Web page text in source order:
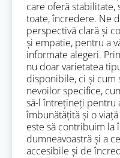
care oferă stabilitate,
toate, încredere. Ne
perspectivă clară și
și empatie, pentru a
informate alegeri.
nu doar varietatea
disponibile, ci și cum
nevoilor specifice,
să-l întrețineți pentru
îmbunătățită și o
este să contribuim la
dumneavoastră și a
accesibile și de